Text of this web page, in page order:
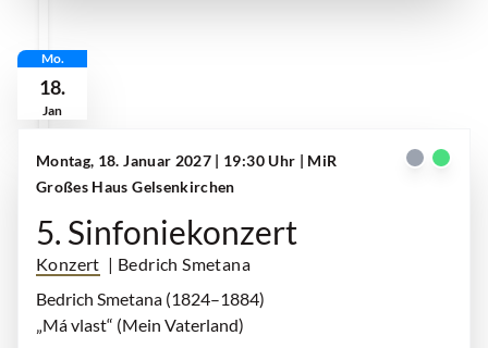
Mo.
18.
Jan
Montag, 18. Januar 2027 | 19:30 Uhr | MiR
Großes Haus Gelsenkirchen
5. Sinfoniekonzert
Konzert | Bedrich Smetana
Bedrich Smetana (1824–1884)
„Má vlast“ (Mein Vaterland)